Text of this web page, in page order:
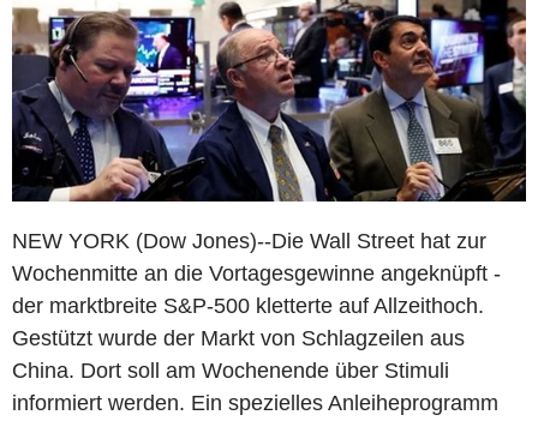
NEW YORK (Dow Jones)--Die Wall Street hat zur
Wochenmitte an die Vortagesgewinne angeknüpft -
der marktbreite S&P-500 kletterte auf Allzeithoch.
Gestützt wurde der Markt von Schlagzeilen aus
China. Dort soll am Wochenende über Stimuli
informiert werden. Ein spezielles Anleiheprogramm